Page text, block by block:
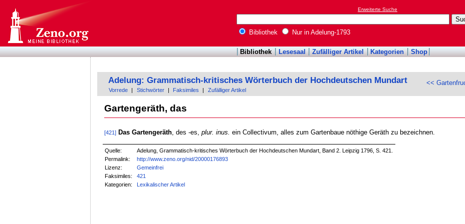
Erweiterte Suche
Bibliothek Nur in Adelung-1793
Bibliothek Lesesaal Zufälliger Artikel Kategorien Shop
<<
Adelung: Grammatisch-kritisches Wörterbuch der Hochdeutschen Mundart
Vorrede Stichwörter Faksimiles Zufälliger Artikel
Gartengeräth, das
[421] Das Gartengeräth, des -es, plur. inus. ein Collectivum, alles zum Gartenbaue nöthige Geräth zu bezeichnen.
Quelle:
Adelung, Grammatisch-kritisches Wörterbuch der Hochdeutschen Mundart, Band 2. Leipzig 1796, S. 421.
Permalink:
http://www.zeno.org/nid/20000176893
Lizenz:
Gemeinfrei
Faksimiles:
421
Kategorien:
Lexikalischer Artikel